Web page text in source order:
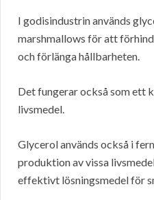
I godisindustrin används
marshmallows för att
och förlänga hållbarheten.
Det fungerar också som ett
livsmedel.
Glycerol används också i
produktion av vissa
effektivt lösningsmedel för